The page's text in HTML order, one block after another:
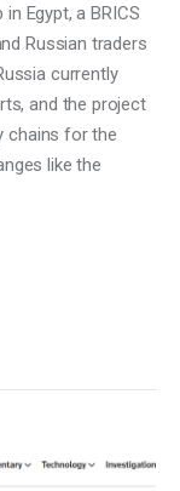
Egypt, a BRICS
Russian traders
currently
and the project
chains for the
like the